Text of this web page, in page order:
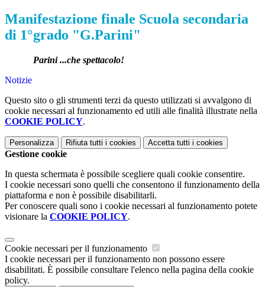
Manifestazione finale Scuola secondaria
di 1°grado "G.Parini"
Parini ...che spettacolo!
Notizie
Questo sito o gli strumenti terzi da questo utilizzati si avvalgono di
cookie necessari al funzionamento ed utili alle finalità illustrate nella
COOKIE POLICY.
Personalizza Rifiuta tutti i cookies Accetta tutti i cookies
Gestione cookie
In questa schermata è possibile scegliere quali cookie consentire.
I cookie necessari sono quelli che consentono il funzionamento della
piattaforma e non è possibile disabilitarli.
Per conoscere quali sono i cookie necessari al funzionamento potete
visionare la COOKIE POLICY.
Cookie necessari per il funzionamento
I cookie necessari per il funzionamento non possono essere
disabilitati. È possibile consultare l'elenco nella pagina della cookie
policy.